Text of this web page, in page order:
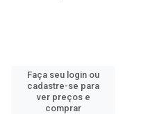
Faça seu login ou
cadastre-se para
ver preços e
comprar